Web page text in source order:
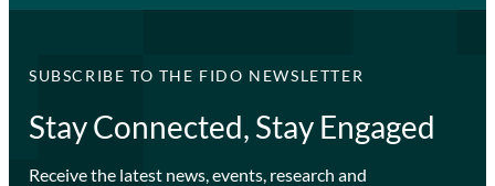
SUBSCRIBE TO THE FIDO NEWSLETTER
Stay Connected, Stay Engaged
Receive the latest news, events, research and